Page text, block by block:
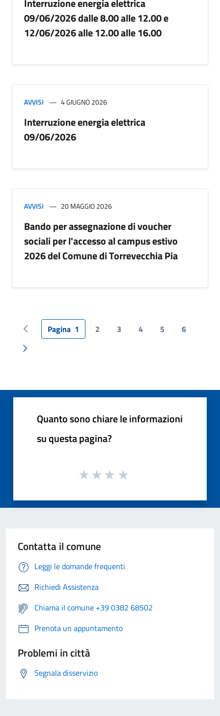
09/06/2026 dalle 8.00 alle 12.00 e
12/06/2026 alle 12.00 alle 16.00
AVVISI 4 GIUGNO 2026
Interruzione energia elettrica
09/06/2026
AVVISI 20 MAGGIO 2026
Bando per assegnazione di voucher
sociali per l'accesso al campus estivo
2026 del Comune di Torrevecchia Pia
Pagina precedente
Pagina 1 2 3 4 5 6
Pagina successiva
Quanto sono chiare le informazioni
su questa pagina?
Contatta il comune
Leggi le domande frequenti
Richiedi Assistenza
Chiama il comune +39 0382 68502
Prenota un appuntamento
Problemi in città
Segnala disservizio